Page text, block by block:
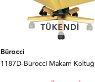
TÜKENDI
TÜKENDI
Bürocci
1187D-Bürocci Makam